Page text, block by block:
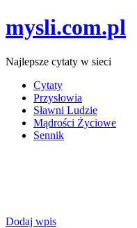
mysli.com.pl
Najlepsze cytaty w sieci
Cytaty
Przysłowia
Sławni Ludzie
Mądrości Życiowe
Sennik
Dodaj wpis